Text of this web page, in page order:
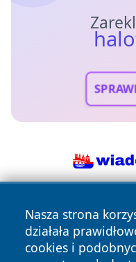
Nasza strona
działała
cookies i